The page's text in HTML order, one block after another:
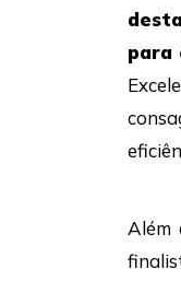
para
Além